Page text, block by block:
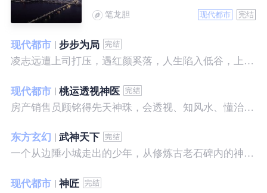
笔龙胆 现代都市 完结
现代都市
步步为局
凌志远遭上司打压，遇红颜奚落，人生陷入低谷，上帝在关上一扇门的同时，势必会留下一扇窗，面对稍纵即逝的机会，他果断出手了……
现代都市
桃运透视神医
房产销售员顾铭得先天神珠，会透视、知风水、懂治病、有神通，开始逆袭人生。
东方玄幻
武神天下
一个从边陲小城走出的少年，从修炼古老石碑内的神秘一式开始，一路高歌狂飙，打造一片属于自己的天下……
现代都市
神匠